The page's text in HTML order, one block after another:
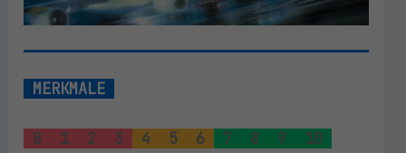
MERKMALE
0 1 2 3 4 5 6 7 8 9
10